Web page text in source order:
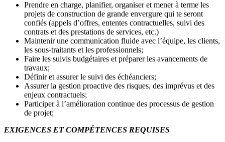
Prendre en charge, planifier, organiser et mener à terme les
projets de construction de grande envergure qui te seront
confiés (appels d’offres, ententes contractuelles, suivi des
contrats et des prestations de services, etc.)
Maintenir une communication fluide avec l’équipe, les clients,
les sous-traitants et les professionnels;
Faire les suivis budgétaires et préparer les avancements de
travaux;
Définir et assurer le suivi des échéanciers;
Assurer la gestion proactive des risques, des imprévus et des
enjeux contractuels;
Participer à l’amélioration continue des processus de gestion
de projet;
EXIGENCES ET COMPÉTENCES REQUISES